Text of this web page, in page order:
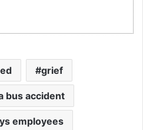
grief
bus accident
employees